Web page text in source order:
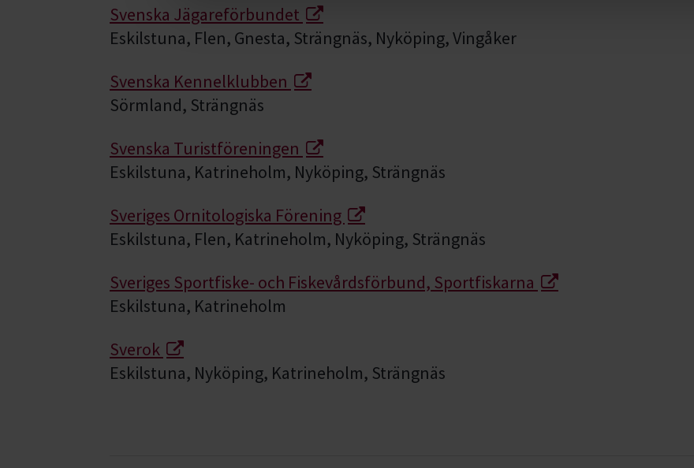
Svenska Jägareförbundet
Eskilstuna, Flen, Gnesta, Strängnäs, Nyköping, Vingåker
Svenska Kennelklubben
Sörmland, Strängnäs
Svenska Turistföreningen
Eskilstuna, Katrineholm, Nyköping, Strängnäs
Sveriges Ornitologiska Förening
Eskilstuna, Flen, Katrineholm, Nyköping, Strängnäs
Sveriges Sportfiske- och Fiskevårdsförbund, Sportfiskarna
Eskilstuna, Katrineholm
Sverok
Eskilstuna, Nyköping, Katrineholm, Strängnäs